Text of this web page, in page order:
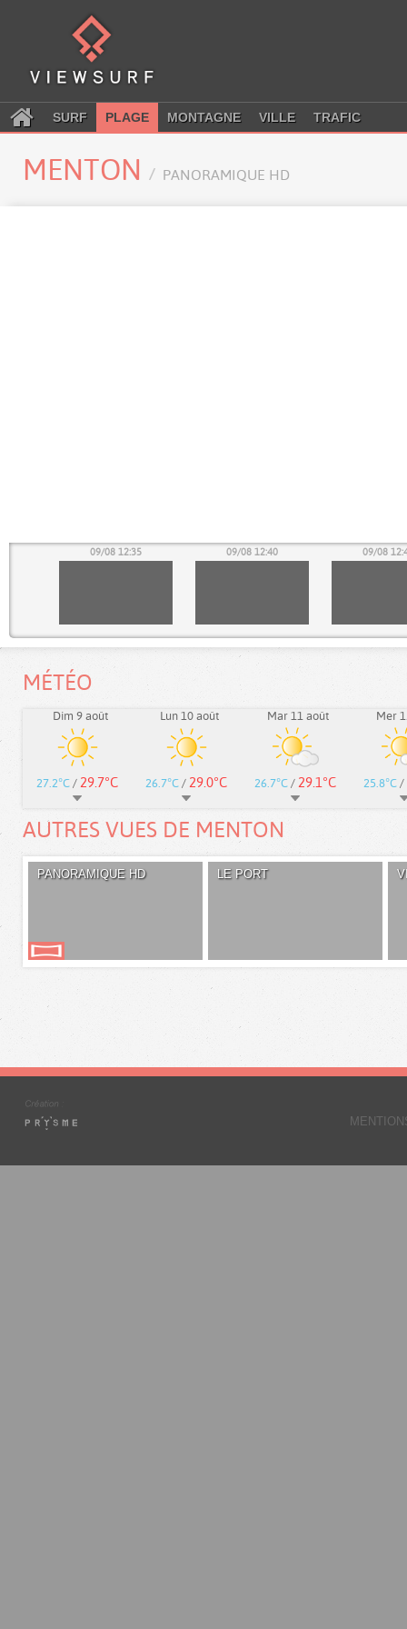
SURF PLAGE MONTAGNE VILLE TRAFIC
MENTON PANORAMIQUE HD
09/08 12:35 09/08 12:40 09/08
MÉTÉO
Dim 9 août
27.2°C / 29.7°C
Lun 10 août
26.7°C / 29.0°C
Mar 11 août
26.7°C / 29.1°C
Mer
25.8°C /
AUTRES VUES DE MENTON
PANORAMIQUE HD LE PORT